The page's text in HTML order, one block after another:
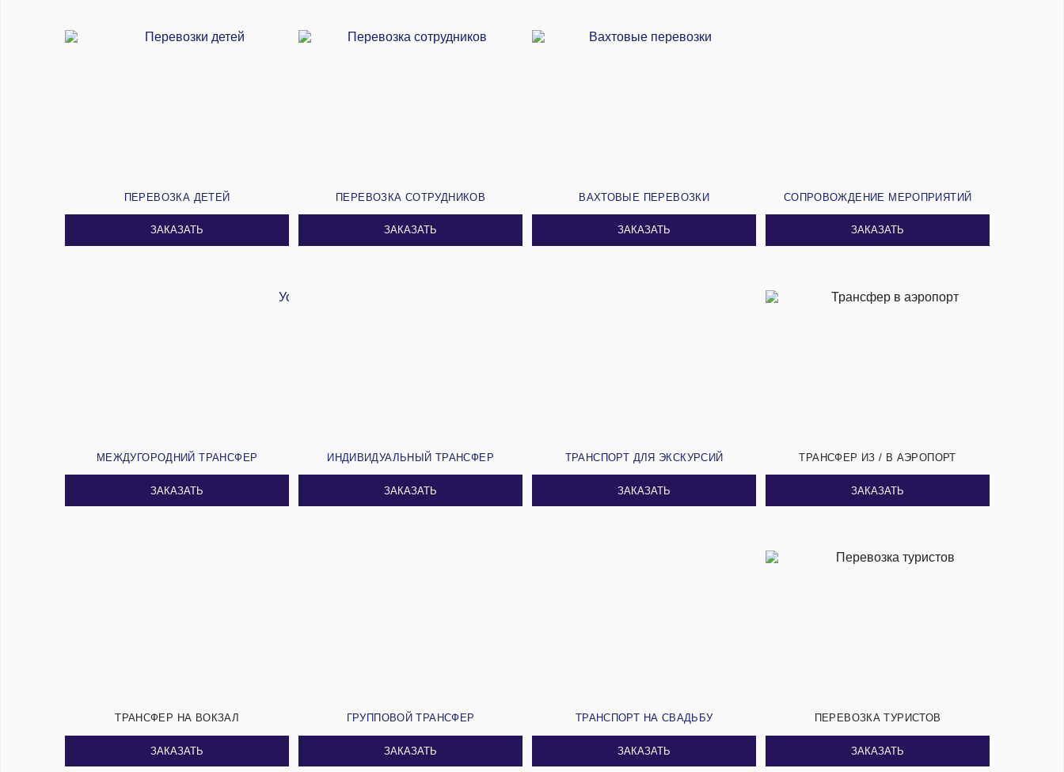
ПЕРЕВОЗКА ДЕТЕЙ
ЗАКАЗАТЬ
ПЕРЕВОЗКА СОТРУДНИКОВ
ЗАКАЗАТЬ
ВАХТОВЫЕ ПЕРЕВОЗКИ
ЗАКАЗАТЬ
СОПРОВОЖДЕНИЕ МЕРОПРИЯТИЙ
ЗАКАЗАТЬ
МЕЖДУГОРОДНИЙ ТРАНСФЕР
ЗАКАЗАТЬ
ИНДИВИДУАЛЬНЫЙ ТРАНСФЕР
ЗАКАЗАТЬ
ТРАНСПОРТ ДЛЯ ЭКСКУРСИЙ
ЗАКАЗАТЬ
ТРАНСФЕР ИЗ / В АЭРОПОРТ
ЗАКАЗАТЬ
ТРАНСФЕР НА ВОКЗАЛ
ЗАКАЗАТЬ
ГРУППОВОЙ ТРАНСФЕР
ЗАКАЗАТЬ
ТРАНСПОРТ НА СВАДЬБУ
ЗАКАЗАТЬ
ПЕРЕВОЗКА ТУРИСТОВ
ЗАКАЗАТЬ